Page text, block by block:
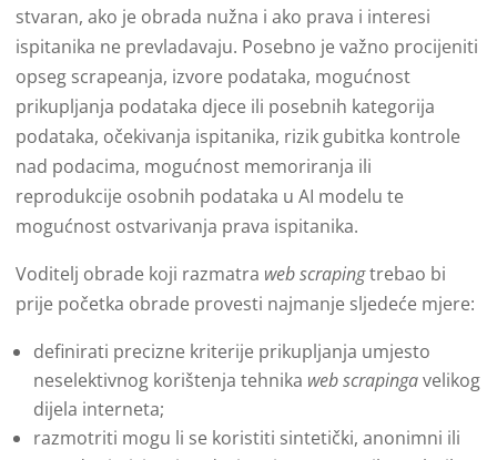
stvaran, ako je obrada nužna i ako prava i interesi
ispitanika ne prevladavaju. Posebno je važno procijeniti
opseg scrapeanja, izvore podataka, mogućnost
prikupljanja podataka djece ili posebnih kategorija
podataka, očekivanja ispitanika, rizik gubitka kontrole
nad podacima, mogućnost memoriranja ili
reprodukcije osobnih podataka u AI modelu te
mogućnost ostvarivanja prava ispitanika.
Voditelj obrade koji razmatra web scrapingtrebao bi
prije početka obrade provesti najmanje sljedeće mjere:
definirati precizne kriterije prikupljanja umjesto
neselektivnog korištenja tehnika web scrapingavelikog
dijela interneta;
razmotriti mogu li se koristiti sintetički, anonimni ili